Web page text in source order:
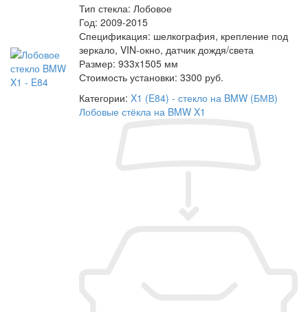
Тип стекла: Лобовое
Год: 2009-2015
Спецификация: шелкография, крепление под
зеркало, VIN-окно, датчик дождя/света
Размер: 933x1505 мм
Стоимость установки: 3300 руб.
Категории: X1 (E84) - стекло на BMW (БМВ)
Лобовые стёкла на BMW X1